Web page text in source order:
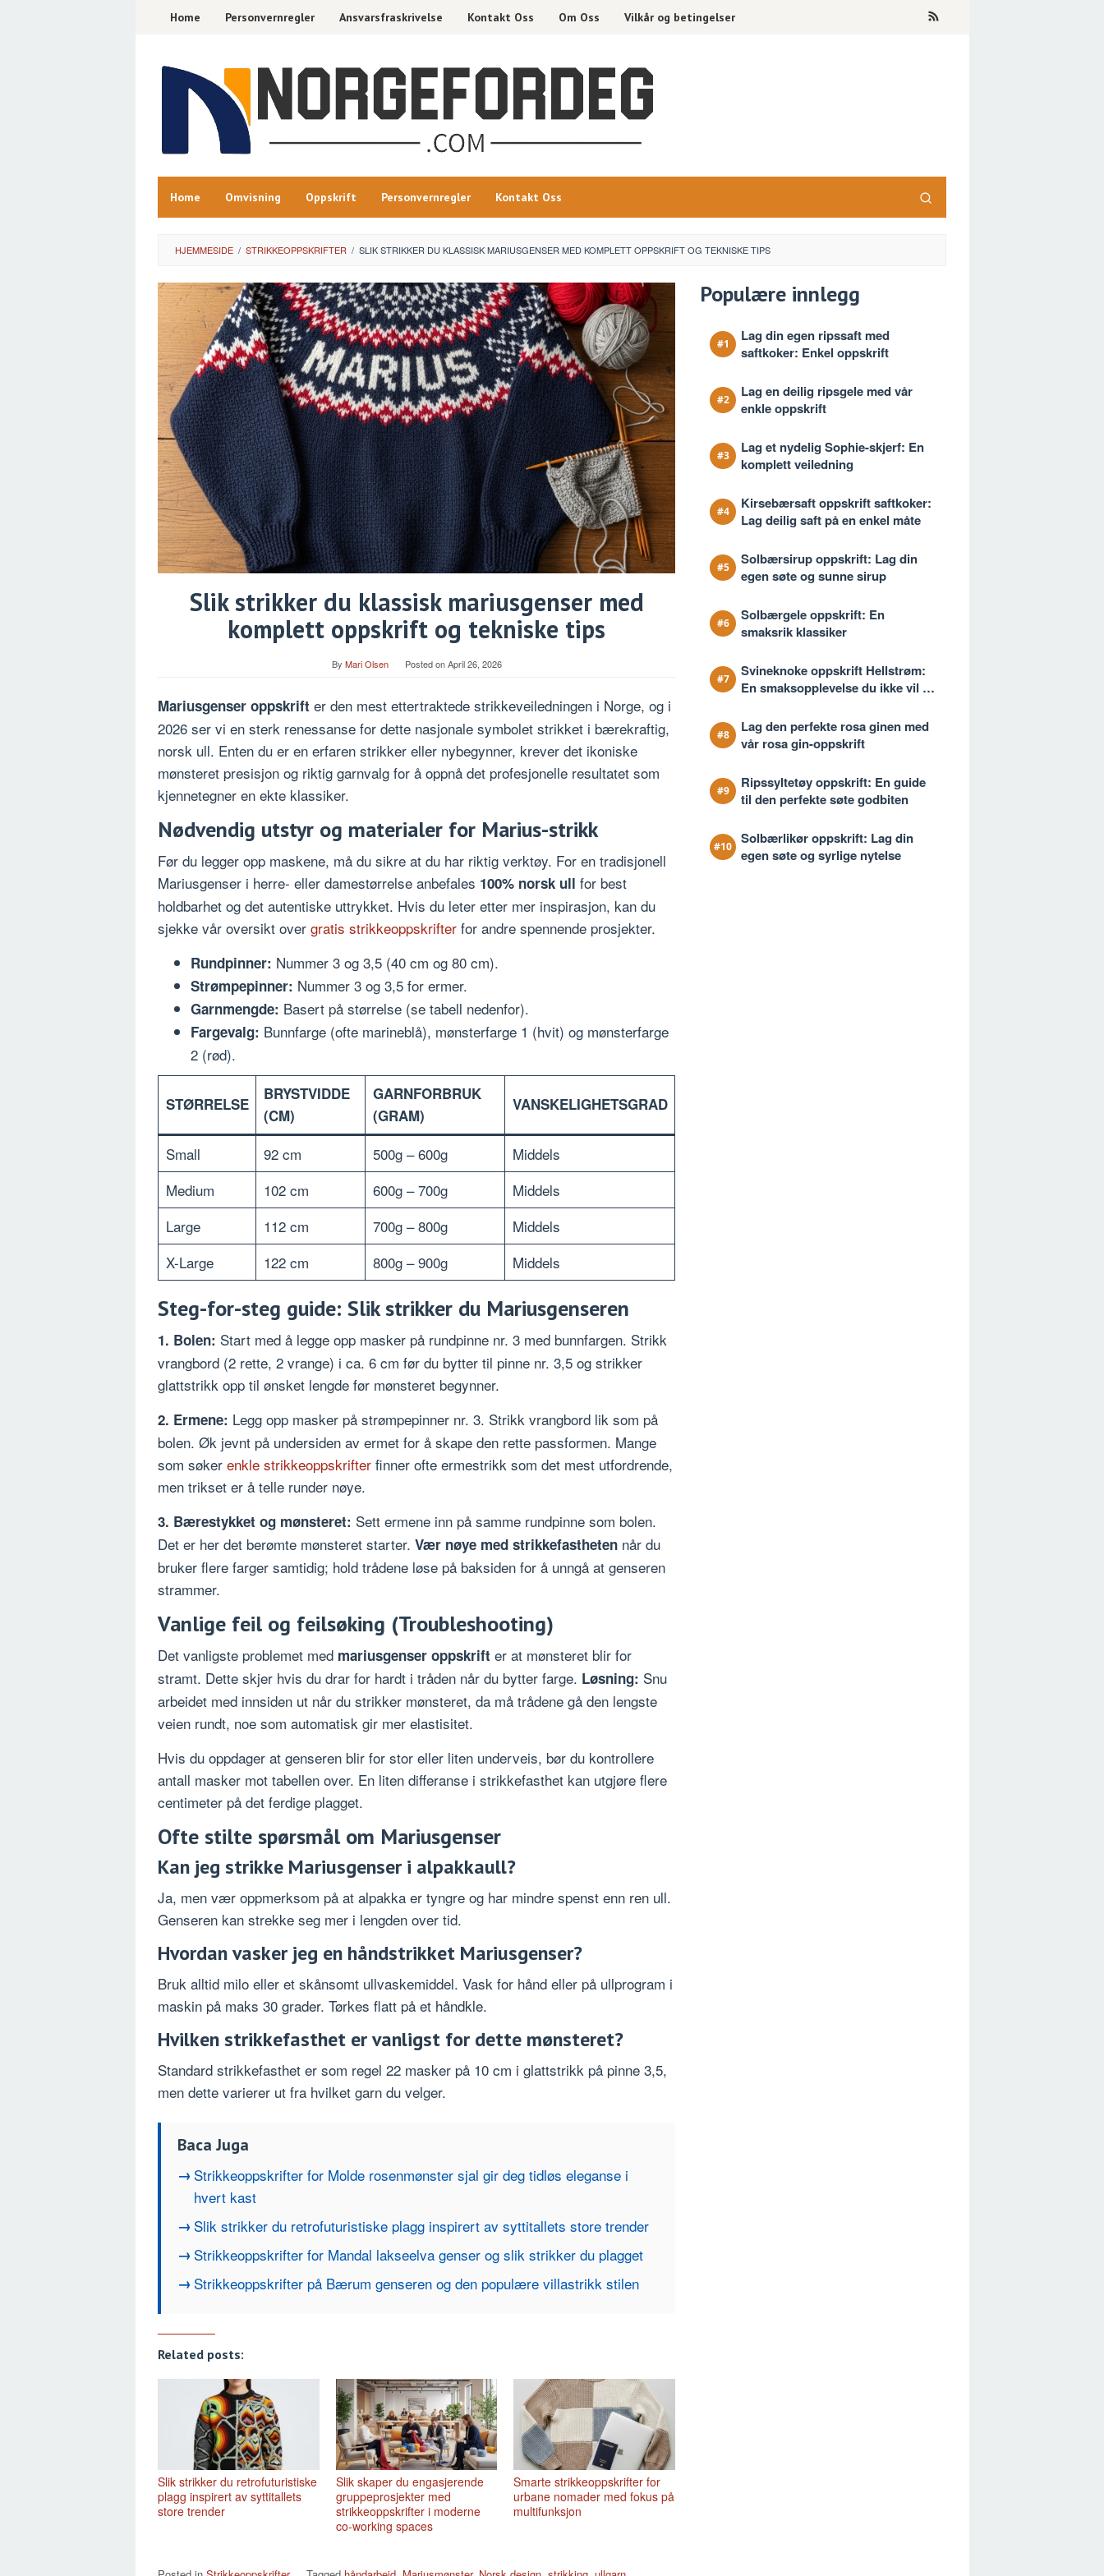
Home Personvernregler Ansvarsfraskrivelse Kontakt Oss Om Oss Vilkår og betingelser
Home Omvisning Oppskrift Personvernregler Kontakt Oss
HJEMMESIDE / STRIKKEOPPSKRIFTER / SLIK STRIKKER DU KLASSISK MARIUSGENSER MED KOMPLETT OPPSKRIFT OG TEKNISKE TIPS
Slik strikker du klassisk mariusgenser med
komplett oppskrift og tekniske tips
By Mari Olsen Posted onApril 26, 2026
Mariusgenser oppskrift er den mest ettertraktede strikkeveiledningen i Norge, og i
2026 ser vi en sterk renessanse for dette nasjonale symbolet strikket i bærekraftig,
norsk ull. Enten du er en erfaren strikker eller nybegynner, krever det ikoniske
mønsteret presisjon og riktig garnvalg for å oppnå det profesjonelle resultatet som
kjennetegner en ekte klassiker.
Nødvendig utstyr og materialer for Marius-strikk
Før du legger opp maskene, må du sikre at du har riktig verktøy. For en tradisjonell
Mariusgenser i herre- eller damestørrelse anbefales 100% norsk ull for best
holdbarhet og det autentiske uttrykket. Hvis du leter etter mer inspirasjon, kan du
sjekke vår oversikt over gratis strikkeoppskrifter for andre spennende prosjekter.
Rundpinner: Nummer 3 og 3,5 (40 cm og 80 cm).
Strømpepinner: Nummer 3 og 3,5 for ermer.
Garnmengde: Basert på størrelse (se tabell nedenfor).
Fargevalg: Bunnfarge (ofte marineblå), mønsterfarge 1 (hvit) og mønsterfarge
2 (rød).
STØRRELSE
BRYSTVIDDE
(CM)
GARNFORBRUK
(GRAM)
VANSKELIGHETSGRAD
Small 92 cm 500g – 600g
Middels
Medium
102 cm 600g – 700g
Middels
Large
112 cm 700g – 800g
Middels
X-Large
122 cm 800g – 900g Middels
Steg-for-steg guide: Slik strikker du Mariusgenseren
1. Bolen: Start med å legge opp masker på rundpinne nr. 3 med bunnfargen. Strikk
vrangbord (2 rette, 2 vrange) i ca. 6 cm før du bytter til pinne nr. 3,5 og strikker
glattstrikk opp til ønsket lengde før mønsteret begynner.
2. Ermene: Legg opp masker på strømpepinner nr. 3. Strikk vrangbord lik som på
bolen. Øk jevnt på undersiden av ermet for å skape den rette passformen. Mange
som søker enkle strikkeoppskrifter finner ofte ermestrikk som det mest utfordrende,
men trikset er å telle runder nøye.
3. Bærestykket og mønsteret: Sett ermene inn på samme rundpinne som bolen.
Det er her det berømte mønsteret starter. Vær nøye med strikkefastheten når du
bruker flere farger samtidig; hold trådene løse på baksiden for å unngå at genseren
strammer.
Vanlige feil og feilsøking (Troubleshooting)
Det vanligste problemet med mariusgenser oppskrift er at mønsteret blir for
stramt. Dette skjer hvis du drar for hardt i tråden når du bytter farge. Løsning: Snu
arbeidet med innsiden ut når du strikker mønsteret, da må trådene gå den lengste
veien rundt, noe som automatisk gir mer elastisitet.
Hvis du oppdager at genseren blir for stor eller liten underveis, bør du kontrollere
antall masker mot tabellen over. En liten differanse i strikkefasthet kan utgjøre flere
centimeter på det ferdige plagget.
Ofte stilte spørsmål om Mariusgenser
Kan jeg strikke Mariusgenser i alpakkaull?
Ja, men vær oppmerksom på at alpakka er tyngre og har mindre spenst enn ren ull.
Genseren kan strekke seg mer i lengden over tid.
Hvordan vasker jeg en håndstrikket Mariusgenser?
Bruk alltid milo eller et skånsomt ullvaskemiddel. Vask for hånd eller på ullprogram i
maskin på maks 30 grader. Tørkes flatt på et håndkle.
Hvilken strikkefasthet er vanligst for dette mønsteret?
Standard strikkefasthet er som regel 22 masker på 10 cm i glattstrikk på pinne 3,5,
men dette varierer ut fra hvilket garn du velger.
Baca Juga
Strikkeoppskrifter for Molde rosenmønster sjal gir deg tidløs eleganse i
hvert kast
Slik strikker du retrofuturistiske plagg inspirert av syttitallets store trender
Strikkeoppskrifter for Mandal lakseelva genser og slik strikker du plagget
Strikkeoppskrifter på Bærum genseren og den populære villastrikk stilen
Related posts:
Slik strikker du retrofuturistiske
plagg inspirert av syttitallets
store trender
Slik skaper du engasjerende
gruppeprosjekter med
strikkeoppskrifter i moderne
co-working spaces
Smarte strikkeoppskrifter for
urbane nomader med fokus på
multifunksjon
Populære innlegg
Lag din egen ripssaft med
saftkoker: Enkel oppskrift
Lag en deilig ripsgele med vår
enkle oppskrift
Lag et nydelig Sophie-skjerf: En
komplett veiledning
Kirsebærsaft oppskrift saftkoker:
Lag deilig saft på en enkel måte
Solbærsirup oppskrift: Lag din
egen søte og sunne sirup
Solbærgele oppskrift: En
smaksrik klassiker
Svineknoke oppskrift Hellstrøm:
En smaksopplevelse du ikke vil gå
Lag den perfekte rosa ginen med
vår rosa gin-oppskrift
Ripssyltetøy oppskrift: En guide
til den perfekte søte godbiten
Solbærlikør oppskrift: Lag din
egen søte og syrlige nytelse